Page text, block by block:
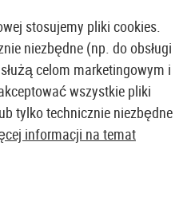
SKLEP I HURTOWNIA
stosujemy pliki cookies.
niezbędne (np. do obsługi
celom marketingowym i
wszystkie pliki
tylko technicznie niezbędne
informacji na temat